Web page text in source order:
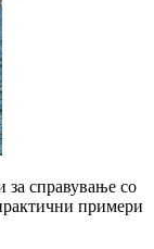
за справување со
примери